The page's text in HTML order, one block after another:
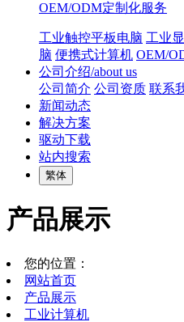
OEM/ODM定制化服务
工业触控平板电脑 工业
脑 便携式计算机 OEM/
公司介绍/about us
公司简介 公司资质 联系
新闻动态
解决方案
驱动下载
站内搜索
繁体
产品展示
您的位置：
网站首页
产品展示
工业计算机